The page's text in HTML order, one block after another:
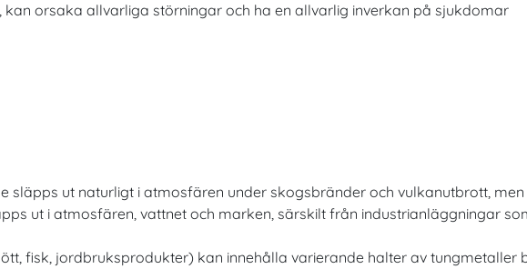
kan orsaka allvarliga störningar och ha en allvarlig inverkan på sjukdomar
släpps ut naturligt i atmosfären under skogsbränder och vulkanutbrott,
ut i atmosfären, vattnet och marken, särskilt från industrianläggningar
fisk, jordbruksprodukter) kan innehålla varierande halter av